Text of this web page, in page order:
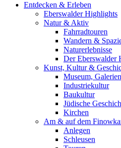
Entdecken & Erleben
Eberswalder Highlights
Natur & Aktiv
Fahrradtouren
Wandern &
Naturerlebnisse
Der Eberswalder
Kunst, Kultur &
Museum,
Industriekultur
Baukultur
Jüdische
Kirchen
Am & auf dem
Anlegen
Schleusen